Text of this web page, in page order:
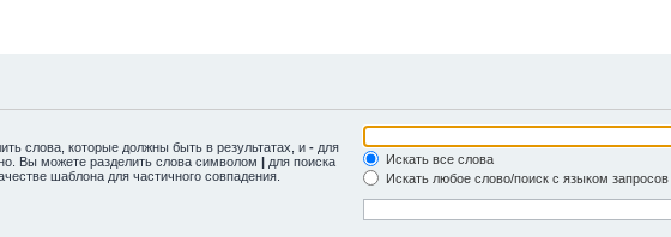
слова, которые должны быть в результатах, и - для
Вы можете разделить слова символом | для поиска
шаблона для частичного совпадения.
Искать все слова
Искать любое слово/поиск с языком запросов